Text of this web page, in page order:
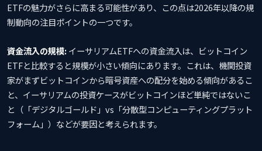
ETFの魅力がさらに高まる可能性があり、この点は2026年以降の規
制動向の注目ポイントの一つです。
資金流入の規模:イーサリアムETFへの資金流入は、ビットコイン
ETFと比較すると規模が小さい傾向にあります。これは、機関投資
家がまずビットコインから暗号資産への配分を始める傾向があるこ
と、イーサリアムの投資ケースがビットコインほど単純ではないこ
と（「デジタルゴールド」vs「分散型コンピューティングプラット
フォーム」）などが要因と考えられます。